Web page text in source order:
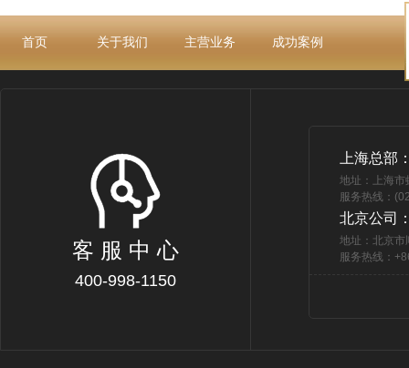
首页 关于我们 主营业务 成功案例
客 服 中 心
400-998-1150
上海总部
地址：上海
服务热线：
北京公司
地址：北京市
服务热线：